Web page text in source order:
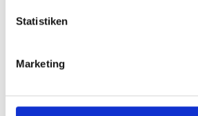
Statistiken
Marketing
Juliane Weikert
Tel.:05603 / 9190 230